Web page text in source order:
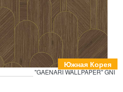
Южная Корея
"GAENARI WALLPAPER" GNI